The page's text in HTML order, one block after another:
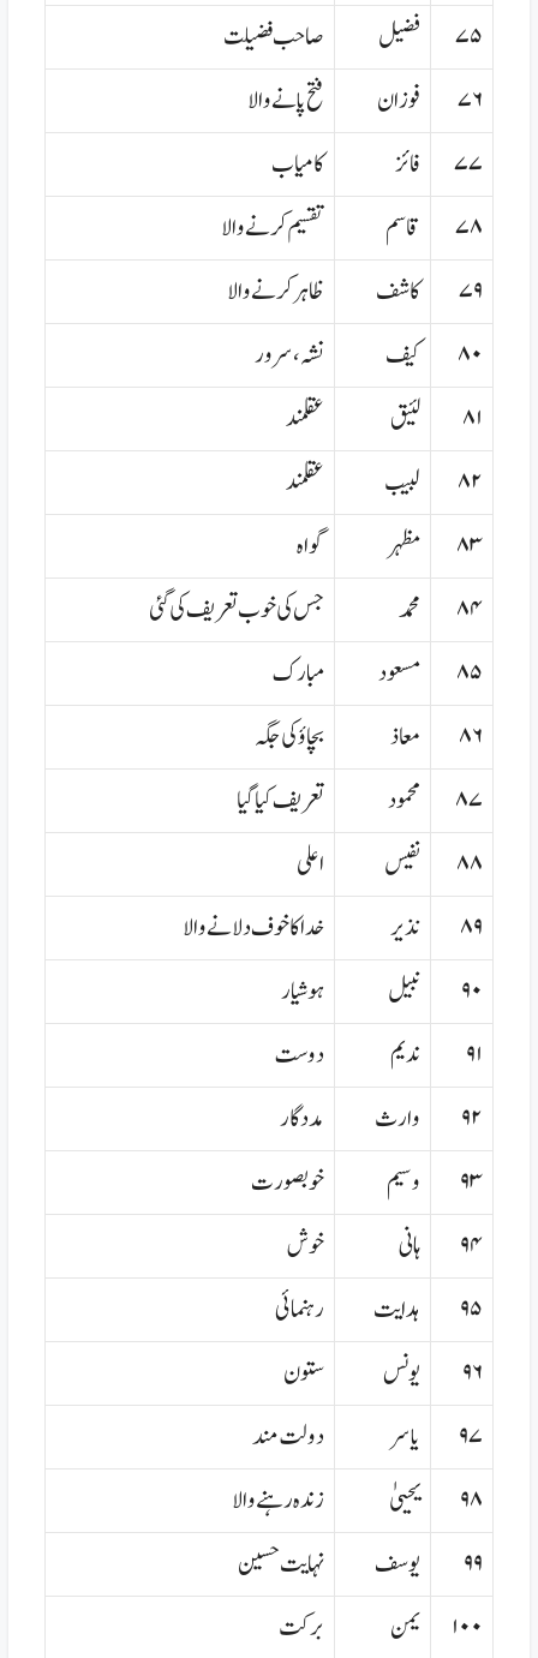
صاحب فضیلت
فضیل
۷۵
فتح پانے والا
فوزان
۷۶
کامیاب
فائز
۷۷
تقسیم کرنے والا
قاسم
۷۸
ظاہر کرنے والا
کاشف
۷۹
نشہ،سرور
کیف
۸۰
عقلمند
لئیق
۸۱
عقلمند
لبیب
۸۲
گواہ
مظہر
۸۳
جس کی خوب تعریف کی گئی
محمد
۸۴
مبارک
مسعود
۸۵
بچاؤ کی جگہ
معاذ
۸۶
تعریف کیا گیا
محمود
۸۷
اعلی
نفیس
۸۸
خدا کا خوف دلانے والا
نذیر
۸۹
ہوشیار
نبیل
۹۰
دوست
ندیم
۹۱
مددگار
وارث
۹۲
خوبصورت
وسیم
۹۳
خوش
ہانی
۹۴
رہنمائی
ہدایت
۹۵
ستون
یونس
۹۶
دولت مند
یاسر
۹۷
زندہ رہنے والا
یحییٰ
۹۸
نہایت حسین
یوسف
۹۹
برکت
یمن ۱۰۰